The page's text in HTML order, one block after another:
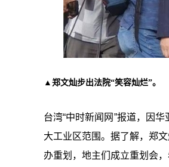
▲郑文灿步出法院“笑容灿烂”。
台湾“中时新闻网”报道，因
大工业区范围。据了解，郑
办重划，地主们成立重划会